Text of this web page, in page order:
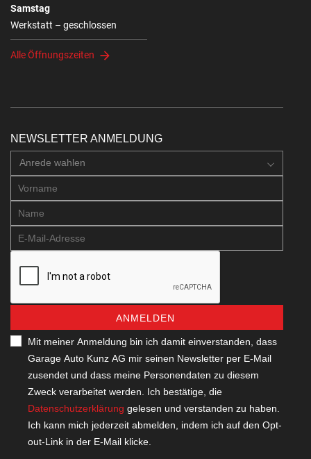
Samstag
Werkstatt – geschlossen
Alle Öffnungszeiten
NEWSLETTER ANMELDUNG
Anrede wahlen
ANMELDEN
Mit meiner Anmeldung bin ich damit einverstanden, dass
Garage Auto Kunz AG mir seinen Newsletter per E-Mail
zusendet und dass meine Personendaten zu diesem
Zweck verarbeitet werden. Ich bestätige, die
Datenschutzerklärung gelesen und verstanden zu haben.
Ich kann mich jederzeit abmelden, indem ich auf den Opt-
out-Link in der E-Mail klicke.